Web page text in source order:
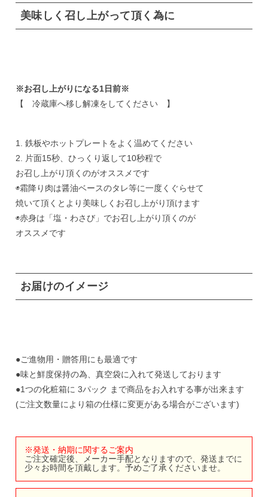
美味しく召し上がって頂く為に
※お召し上がりになる1日前※
【 冷蔵庫へ移し解凍をしてください 】
1. 鉄板やホットプレートをよく温めてください
2. 片面15秒、ひっくり返して10秒程で
お召し上がり頂くのがオススメです
◉霜降り肉は醤油ベースのタレ等に一度くぐらせて
焼いて頂くとより美味しくお召し上がり頂けます
◉赤身は「塩・わさび」でお召し上がり頂くのが
オススメです
お届けのイメージ
●ご進物用・贈答用にも最適です
●味と鮮度保持の為、真空袋に入れて発送しております
●1つの化粧箱に 3パック まで商品をお入れする事が出来ます
(ご注文数量により箱の仕様に変更がある場合がございます)
※発送・納期に関するご案内
ご注文確定後、メーカー手配となりますので、発送までに
少々お時間を頂戴します。予めご了承くださいませ。